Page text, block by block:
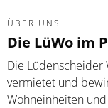
ÜBER UNS
Die LüWo im
Die Lüdenscheider
vermietet und
Wohneinheiten